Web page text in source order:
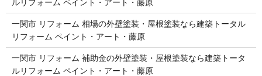
ルリフォーム ペイント・アート・藤原
一関市 リフォーム 相場の外壁塗装・屋根塗装なら建築トータル
リフォーム ペイント・アート・藤原
一関市 リフォーム 補助金の外壁塗装・屋根塗装なら建築トータ
ルリフォーム ペイント・アート・藤原